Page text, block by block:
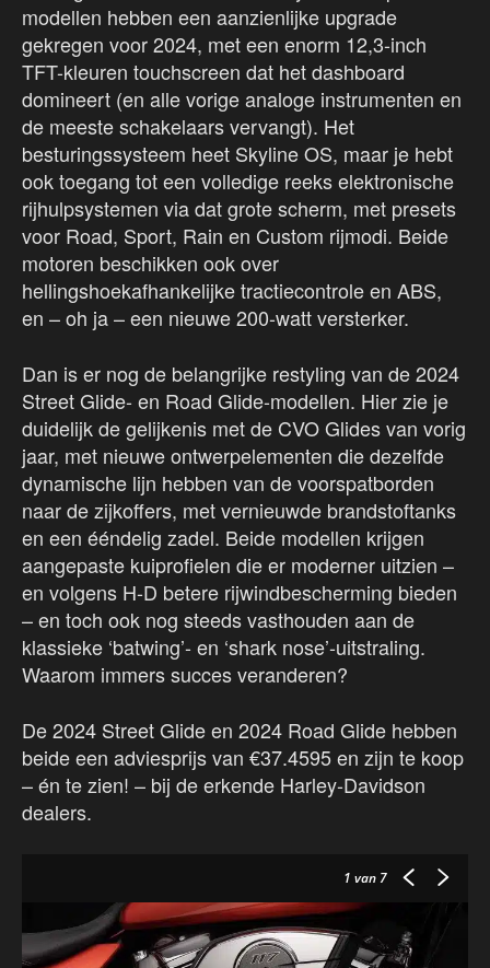
modellen hebben een aanzienlijke upgrade
gekregen voor 2024, met een enorm 12,3-inch
TFT-kleuren touchscreen dat het dashboard
domineert (en alle vorige analoge instrumenten en
de meeste schakelaars vervangt). Het
besturingssysteem heet Skyline OS, maar je hebt
ook toegang tot een volledige reeks elektronische
rijhulpsystemen via dat grote scherm, met presets
voor Road, Sport, Rain en Custom rijmodi. Beide
motoren beschikken ook over
hellingshoekafhankelijke tractiecontrole en ABS,
en – oh ja – een nieuwe 200-watt versterker.
Dan is er nog de belangrijke restyling van de 2024
Street Glide- en Road Glide-modellen. Hier zie je
duidelijk de gelijkenis met de CVO Glides van vorig
jaar, met nieuwe ontwerpelementen die dezelfde
dynamische lijn hebben van de voorspatborden
naar de zijkoffers, met vernieuwde brandstoftanks
en een ééndelig zadel. Beide modellen krijgen
aangepaste kuiprofielen die er moderner uitzien –
en volgens H-D betere rijwindbescherming bieden
– en toch ook nog steeds vasthouden aan de
klassieke ‘batwing’- en ‘shark nose’-uitstraling.
Waarom immers succes veranderen?
De 2024 Street Glide en 2024 Road Glide hebben
beide een adviesprijs van €37.4595 en zijn te koop
– én te zien! – bij de erkende Harley-Davidson
dealers.
1 van 7